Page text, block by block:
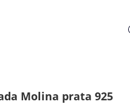
Molina prata 925